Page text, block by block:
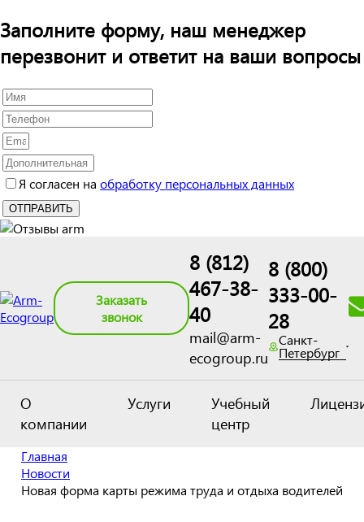
Заполните форму, наш менеджер
перезвонит и ответит на ваши вопросы
Я согласен на обработку персональных данных
Заказать
звонок
8 (812)
467-38-
40
mail@arm-
ecogroup.ru
8 (800)
333-00-
28
Санкт-
Петербург
О
компании
Услуги
Учебный
центр
Главная
Новости
Новая форма карты режима труда и отдыха водителей